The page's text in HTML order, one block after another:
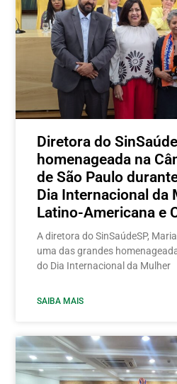
Postagens
Diretora do
homenageada na
de São Paulo
Dia Internacional da
Latino-Americana e
A diretora do SinSaúdeSP,
uma das grandes
do Dia Internacional da Mulher
SAIBA MAIS